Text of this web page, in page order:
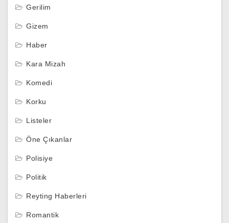
Gerilim
Gizem
Haber
Kara Mizah
Komedi
Korku
Listeler
Öne Çıkanlar
Polisiye
Politik
Reyting Haberleri
Romantik